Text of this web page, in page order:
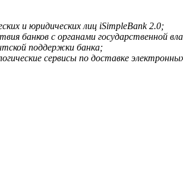
и юридических лиц iSimpleBank 2.0;
банков с органами государственной
поддержки банка;
сервисы по доставке